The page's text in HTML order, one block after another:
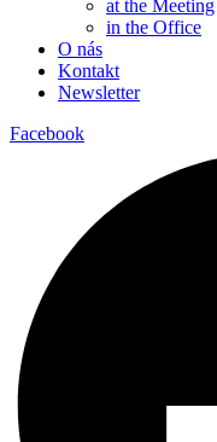
at the Meeting
in the Office
O nás
Kontakt
Newsletter
Facebook